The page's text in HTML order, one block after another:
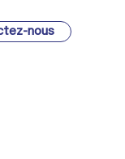
nous